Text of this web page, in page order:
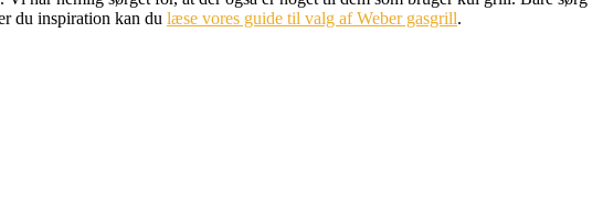
du inspiration kan du læse vores guide til valg af Weber gasgrill.